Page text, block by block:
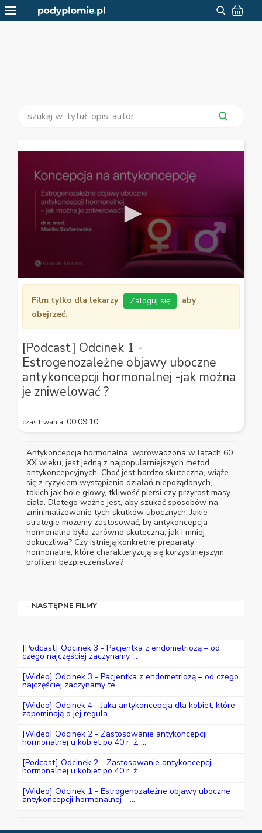
seconds
Film tylko dla lekarzy Zaloguj się
aby
obejrzeć.
[Podcast] Odcinek 1 -
Estrogenozależne objawy uboczne
antykoncepcji hormonalnej -jak można
je zniwelować ?
czas trwania: 00:09:10
Antykoncepcja hormonalna, wprowadzona w latach 60.
XX wieku, jest jedną z najpopularniejszych metod
antykoncepcyjnych. Choć jest bardzo skuteczna, wiąże
się z ryzykiem wystąpienia działań niepożądanych,
takich jak bóle głowy, tkliwość piersi czy przyrost masy
ciała. Dlatego ważne jest, aby szukać sposobów na
zminimalizowanie tych skutków ubocznych. Jakie
strategie możemy zastosować, by antykoncepcja
hormonalna była zarówno skuteczna, jak i mniej
dokuczliwa? Czy istnieją konkretne preparaty
hormonalne, które charakteryzują się korzystniejszym
profilem bezpieczeństwa?
- NASTĘPNE FILMY
[Podcast] Odcinek 3 - Pacjentka z endometriozą – od
czego najczęściej zaczynamy ...
[Wideo] Odcinek 3 - Pacjentka z endometriozą – od czego
najczęściej zaczynamy te...
[Wideo] Odcinek 4 - Jaka antykoncepcja dla kobiet, które
zapominają o jej regula...
[Wideo] Odcinek 2 - Zastosowanie antykoncepcji
hormonalnej u kobiet po 40 r. ż. ...
[Podcast] Odcinek 2 - Zastosowanie antykoncepcji
hormonalnej u kobiet po 40 r. ż...
[Wideo] Odcinek 1 - Estrogenozależne objawy uboczne
antykoncepcji hormonalnej - ...